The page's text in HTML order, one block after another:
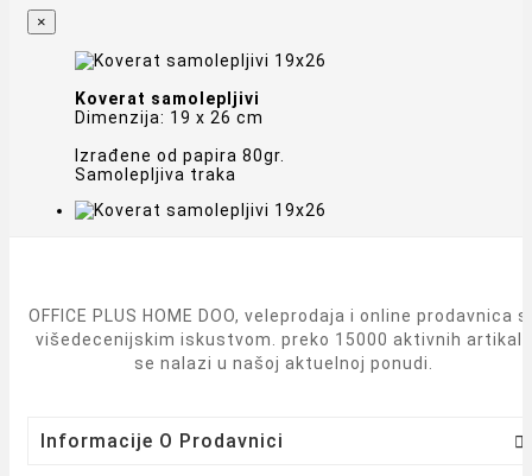
×
Koverat samolepljivi
Dimenzija: 19 x 26 cm
Izrađene od papira 80gr.
Samolepljiva traka
OFFICE PLUS HOME DOO, veleprodaja i online prodavnica
višedecenijskim iskustvom. preko 15000 aktivnih artikala
se nalazi u našoj aktuelnoj ponudi.
Informacije O Prodavnici 